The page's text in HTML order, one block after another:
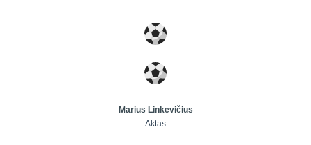
Marius Linkevičius
Aktas